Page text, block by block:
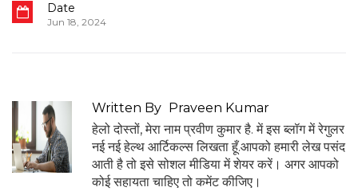
Date
Jun 18, 2024
Written By
Praveen Kumar
हेलो दोस्तों, मेरा नाम प्रवीण कुमार है. में इस ब्लॉग में रेगुलर
नई नई हेल्थ आर्टिकल्स लिखता हूँ.आपको हमारी लेख पसंद
आती है तो इसे सोशल मीडिया में शेयर करें। अगर आपको
कोई सहायता चाहिए तो कमेंट कीजिए।